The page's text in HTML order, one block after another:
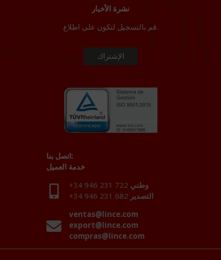
نشرة الأخبار
قم بالتسجيل لتكون على اطلاع.
اتصل بنا:
خدمة العميل
+34 946 231 722 وطني
+34 946 231 682 التصدير
ventas@lince.com
export@lince.com
compras@lince.com